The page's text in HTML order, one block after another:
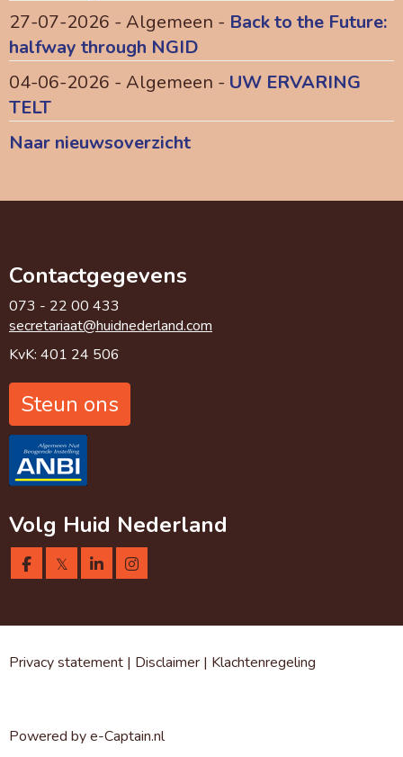
27-07-2026 - Algemeen - Back to the Future:
halfway through NGID
04-06-2026 - Algemeen - UW ERVARING
TELT
Naar nieuwsoverzicht
Contactgegevens
073 - 22 00 433
taairaterces@huidnederland.com
KvK: 401 24 506
Steun ons
Volg Huid Nederland
𝕏
Privacy statement | Disclaimer | Klachtenregeling
Powered by e-Captain.nl